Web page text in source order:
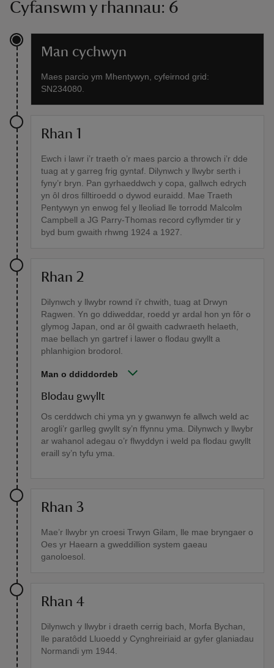
Cyfanswm y rhannau: 6
Man cychwyn
Maes parcio ym Mhentywyn, cyfeirnod grid:
SN234080.
Rhan 1
Ewch i lawr i’r traeth o’r maes parcio a throwch i’r dde
tuag at y garreg frig gyntaf. Dilynwch y llwybr serth i
fyny’r bryn. Pan gyrhaeddwch y copa, gallwch edrych
yn ôl dros filltiroedd o dywod euraidd. Mae Traeth
Pentywyn yn enwog fel y lleoliad lle torrodd Malcolm
Campbell a JG Parry-Thomas record cyflymder tir y
byd bum gwaith rhwng 1924 a 1927.
Rhan 2
Dilynwch y llwybr rownd i’r chwith, tuag at Drwyn
Ragwen. Yn go ddiweddar, roedd yr ardal hon yn fôr o
glymog Japan, ond ar ôl gwaith cadwraeth helaeth,
mae bellach yn gartref i lawer o flodau gwyllt a
phlanhigion brodorol.
Man o ddiddordeb
Blodau gwyllt
Os cerddwch chi yma yn y gwanwyn fe allwch weld ac
arogli’r garlleg gwyllt sy’n ffynnu yma. Dilynwch y llwybr
ar wahanol adegau o’r flwyddyn i weld pa flodau gwyllt
eraill sy’n tyfu yma.
Rhan 3
Mae’r llwybr yn croesi Trwyn Gilam, lle mae bryngaer o
Oes yr Haearn a gweddillion system gaeau
ganoloesol.
Rhan 4
Dilynwch y llwybr i draeth cerrig bach, Morfa Bychan,
lle paratôdd Lluoedd y Cynghreiriaid ar gyfer glaniadau
Normandi ym 1944.